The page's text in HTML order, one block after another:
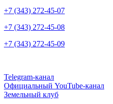
+7 (343) 272-45-07
+7 (343) 272-45-08
+7 (343) 272-45-09
Telegram-канал
Официальный YouTube-канал
Земельный клуб